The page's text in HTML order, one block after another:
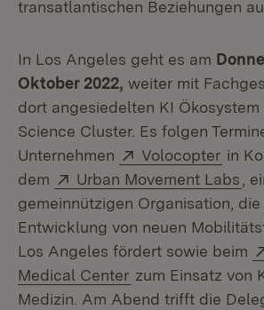
transatlantischen Beziehungen
In Los Angeles geht es am
Oktober 2022, weiter mit
dort angesiedelten KI Ökosystem
Science Cluster. Es folgen
Unternehmen
Extern:
Volocopter in
dem
Extern:
Urban Movement Labs
,
gemeinnützigen Organisation, die
Entwicklung von neuen
Los Angeles fördert sowie beim
Medical Center (Öffnet in neuem
zum Einsatz von
Medizin. Am Abend trifft die